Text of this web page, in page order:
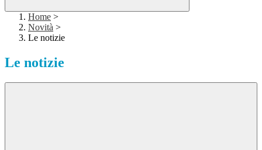
Home >
Novità >
Le notizie
Le notizie